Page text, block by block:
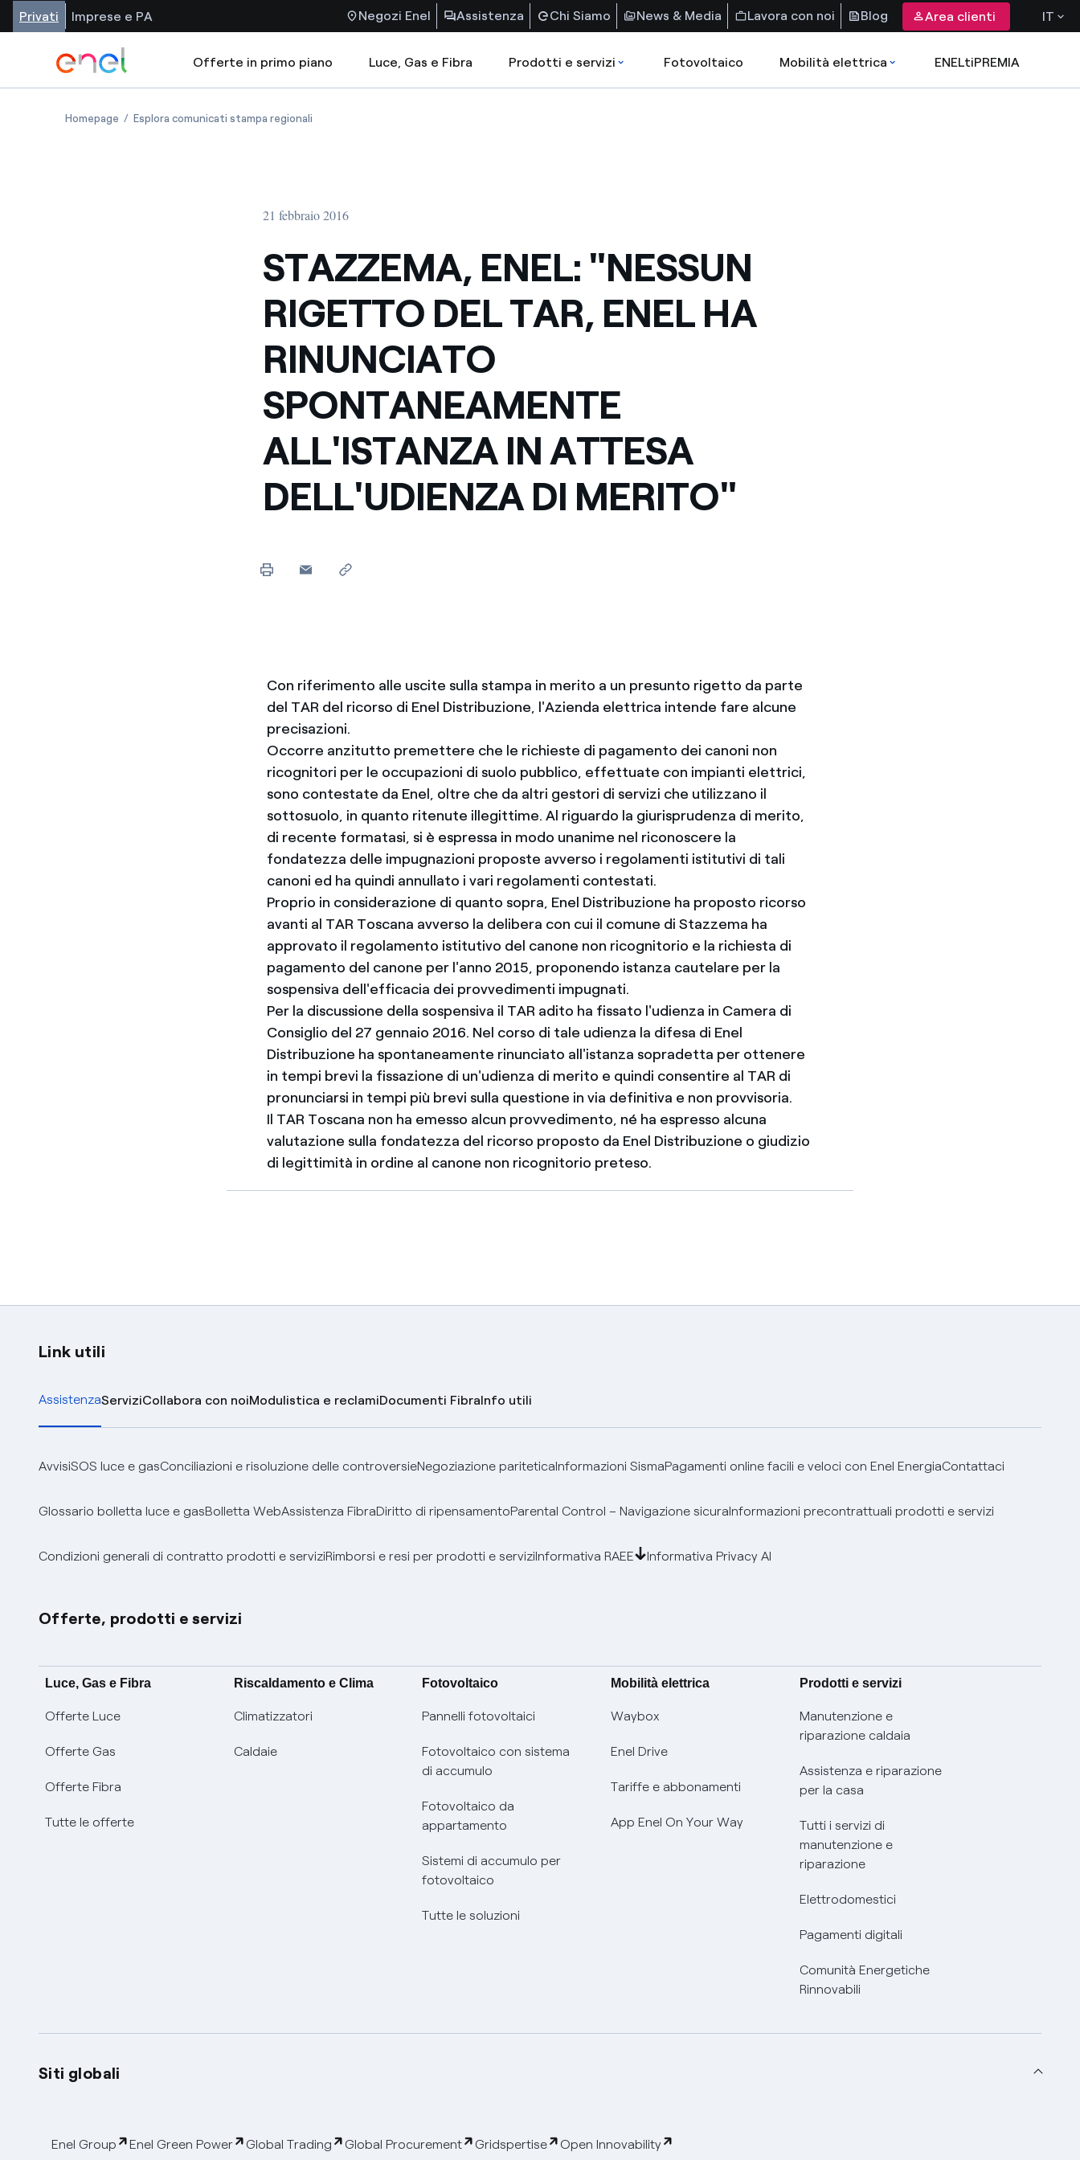
Privati Imprese e PA Negozi Enel Assistenza Chi Siamo News & Media Lavora con noi Blog Area clienti IT
Offerte in primo piano Luce, Gas e Fibra Prodotti e servizi Fotovoltaico Mobilità elettrica ENELtiPREMIA
Homepage Esplora comunicati stampa regionali
21 febbraio 2016
STAZZEMA, ENEL: "NESSUN
RIGETTO DEL TAR, ENEL HA
RINUNCIATO
SPONTANEAMENTE
ALL'ISTANZA IN ATTESA
DELL'UDIENZA DI MERITO"
Con riferimento alle uscite sulla stampa in merito a un presunto rigetto da parte
del TAR del ricorso di Enel Distribuzione, l'Azienda elettrica intende fare alcune
precisazioni.
Occorre anzitutto premettere che le richieste di pagamento dei canoni non
ricognitori per le occupazioni di suolo pubblico, effettuate con impianti elettrici,
sono contestate da Enel, oltre che da altri gestori di servizi che utilizzano il
sottosuolo, in quanto ritenute illegittime. Al riguardo la giurisprudenza di merito,
di recente formatasi, si è espressa in modo unanime nel riconoscere la
fondatezza delle impugnazioni proposte avverso i regolamenti istitutivi di tali
canoni ed ha quindi annullato i vari regolamenti contestati.
Proprio in considerazione di quanto sopra, Enel Distribuzione ha proposto ricorso
avanti al TAR Toscana avverso la delibera con cui il comune di Stazzema ha
approvato il regolamento istitutivo del canone non ricognitorio e la richiesta di
pagamento del canone per l'anno 2015, proponendo istanza cautelare per la
sospensiva dell'efficacia dei provvedimenti impugnati.
Per la discussione della sospensiva il TAR adito ha fissato l'udienza in Camera di
Consiglio del 27 gennaio 2016. Nel corso di tale udienza la difesa di Enel
Distribuzione ha spontaneamente rinunciato all'istanza sopradetta per ottenere
in tempi brevi la fissazione di un'udienza di merito e quindi consentire al TAR di
pronunciarsi in tempi più brevi sulla questione in via definitiva e non provvisoria.
Il TAR Toscana non ha emesso alcun provvedimento, né ha espresso alcuna
valutazione sulla fondatezza del ricorso proposto da Enel Distribuzione o giudizio
di legittimità in ordine al canone non ricognitorio preteso.
Link utili
AssistenzaServiziCollabora con noiModulistica e reclamiDocumenti FibraInfo utili
AvvisiSOS luce e gasConciliazioni e risoluzione delle controversieNegoziazione pariteticaInformazioni SismaPagamenti online facili e veloci con Enel EnergiaContattaci
Glossario bolletta luce e gasBolletta WebAssistenza FibraDiritto di ripensamentoParental Control – Navigazione sicuraInformazioni precontrattuali prodotti e servizi
Condizioni generali di contratto prodotti e serviziRimborsi e resi per prodotti e serviziInformativa RAEE Informativa Privacy AI
Offerte, prodotti e servizi
Luce, Gas e Fibra
Offerte Luce
Offerte Gas
Offerte Fibra
Tutte le offerte
Riscaldamento e Clima
Climatizzatori
Caldaie
Fotovoltaico
Pannelli fotovoltaici
Fotovoltaico con sistema
di accumulo
Fotovoltaico da
appartamento
Sistemi di accumulo per
fotovoltaico
Tutte le soluzioni
Mobilità elettrica
Waybox
Enel Drive
Tariffe e abbonamenti
App Enel On Your Way
Prodotti e servizi
Manutenzione e
riparazione caldaia
Assistenza e riparazione
per la casa
Tutti i servizi di
manutenzione e
riparazione
Elettrodomestici
Pagamenti digitali
Comunità Energetiche
Rinnovabili
Siti globali
Enel Group Enel Green Power Global Trading Global Procurement Gridspertise Open Innovability